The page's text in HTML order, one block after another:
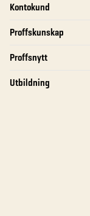
Kontokund
Proffskunskap
Proffsnytt
Utbildning